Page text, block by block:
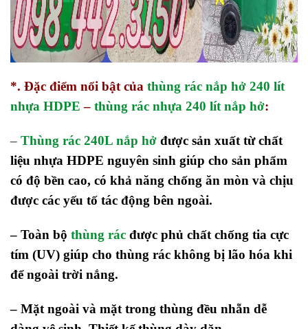
*. Đặc điểm nổi bật của thùng rác nắp hở 240 lít
nhựa HDPE – thùng rác nhựa 240 lít nắp hở:
– Thùng rác 240L nắp hở được sản xuất từ chất
liệu nhựa HDPE nguyên sinh giúp cho sản phẩm
có độ bền cao, có khả năng chống ăn mòn và chịu
được các yếu tố tác động bên ngoài.
– Toàn bộ thùng rác được phủ chất chống tia cực
tím (UV) giúp cho thùng rác không bị lão hóa khi
để ngoài trời nắng.
– Mặt ngoài và mặt trong thùng đều nhẵn dễ